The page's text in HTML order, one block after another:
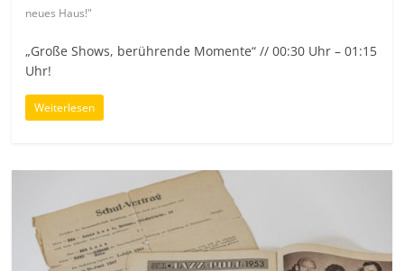
neues Haus!"
„Große Shows, berührende Momente“ // 00:30 Uhr – 01:15
Uhr!
Weiterlesen